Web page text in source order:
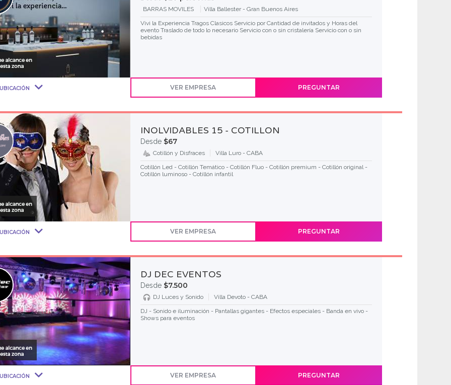
BARRAS MOVILES
Villa Ballester - Gran Buenos Aires
Vivi la Experiencia Tragos Clasicos Servicio por Cantidad de invitados y Horas del
evento Traslado de todo lo necesario Servicio con o sin cristalería Servicio con o sin
bebidas
VER EMPRESA PREGUNTAR
INOLVIDABLES 15 - COTILLON
Desde $67
Cotillón y Disfraces
Villa Luro - CABA
Cotillón Led - Cotillón Temático - Cotillón Fluo - Cotillón premium - Cotillón original -
Cotillón luminoso - Cotillón infantil
VER EMPRESA PREGUNTAR
DJ DEC EVENTOS
Desde $7.500
DJ Luces y Sonido
Villa Devoto - CABA
DJ - Sonido e iluminación - Pantallas gigantes - Efectos especiales - Banda en vivo -
Shows para eventos
VER EMPRESA PREGUNTAR